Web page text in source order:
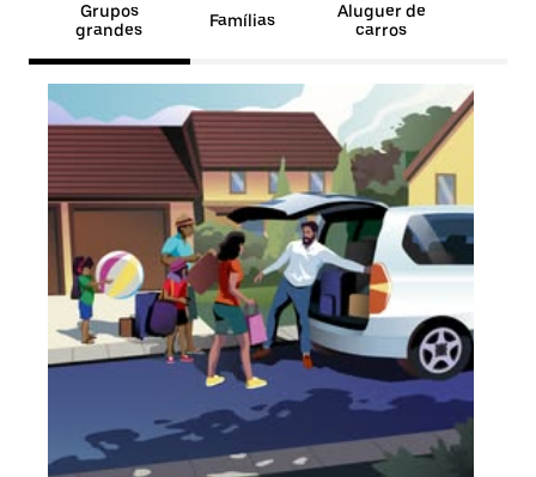
Grupos
grandes
Famílias
Aluguer de
carros